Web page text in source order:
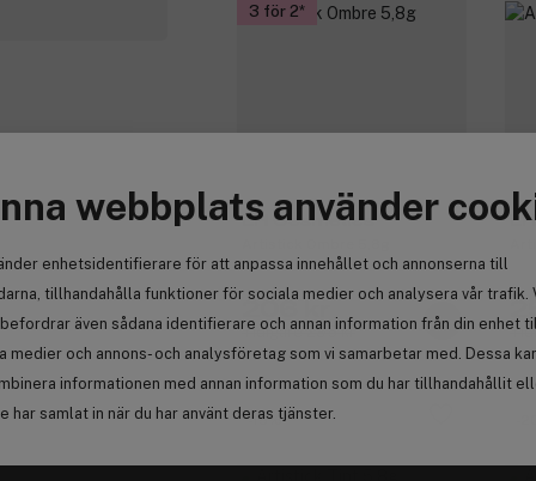
webbplats använder
enhetsidentifierare för att anpassa innehållet och annonserna till
tillhandahålla funktioner för sociala medier och analysera vår trafik.
även sådana identifierare och annan information från din enhet
medier och annons- och analysföretag som vi samarbetar med. Dessa
informationen med annan information som du har tillhandahållit
har samlat in när du har använt deras tjänster.
3 för 2
LH Cosmetics
Tidigare 295 kr
-15%